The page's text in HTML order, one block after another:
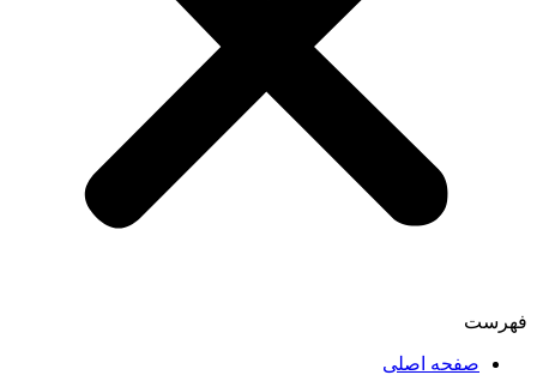
فهرست
صفحه اصلی